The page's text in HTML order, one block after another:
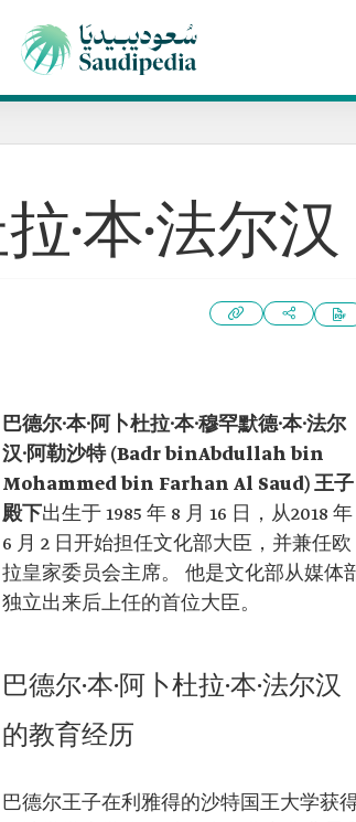
·本·法尔汉
巴德尔·本·阿卜杜拉·本·穆罕默德·本·法尔
汉·阿勒沙特 (Badr binAbdullah bin
Mohammed bin Farhan Al Saud)王子
殿下出生于 1985 年 8 月 16 日，从2018 年
6 月 2 日开始担任文化部大臣，并兼任欧
拉皇家委员会主席。 他是文化部从媒体
独立出来后上任的首位大臣。
巴德尔·本·阿卜杜拉·本·法尔汉
的教育经历
巴德尔王子在利雅得的沙特国王大学获